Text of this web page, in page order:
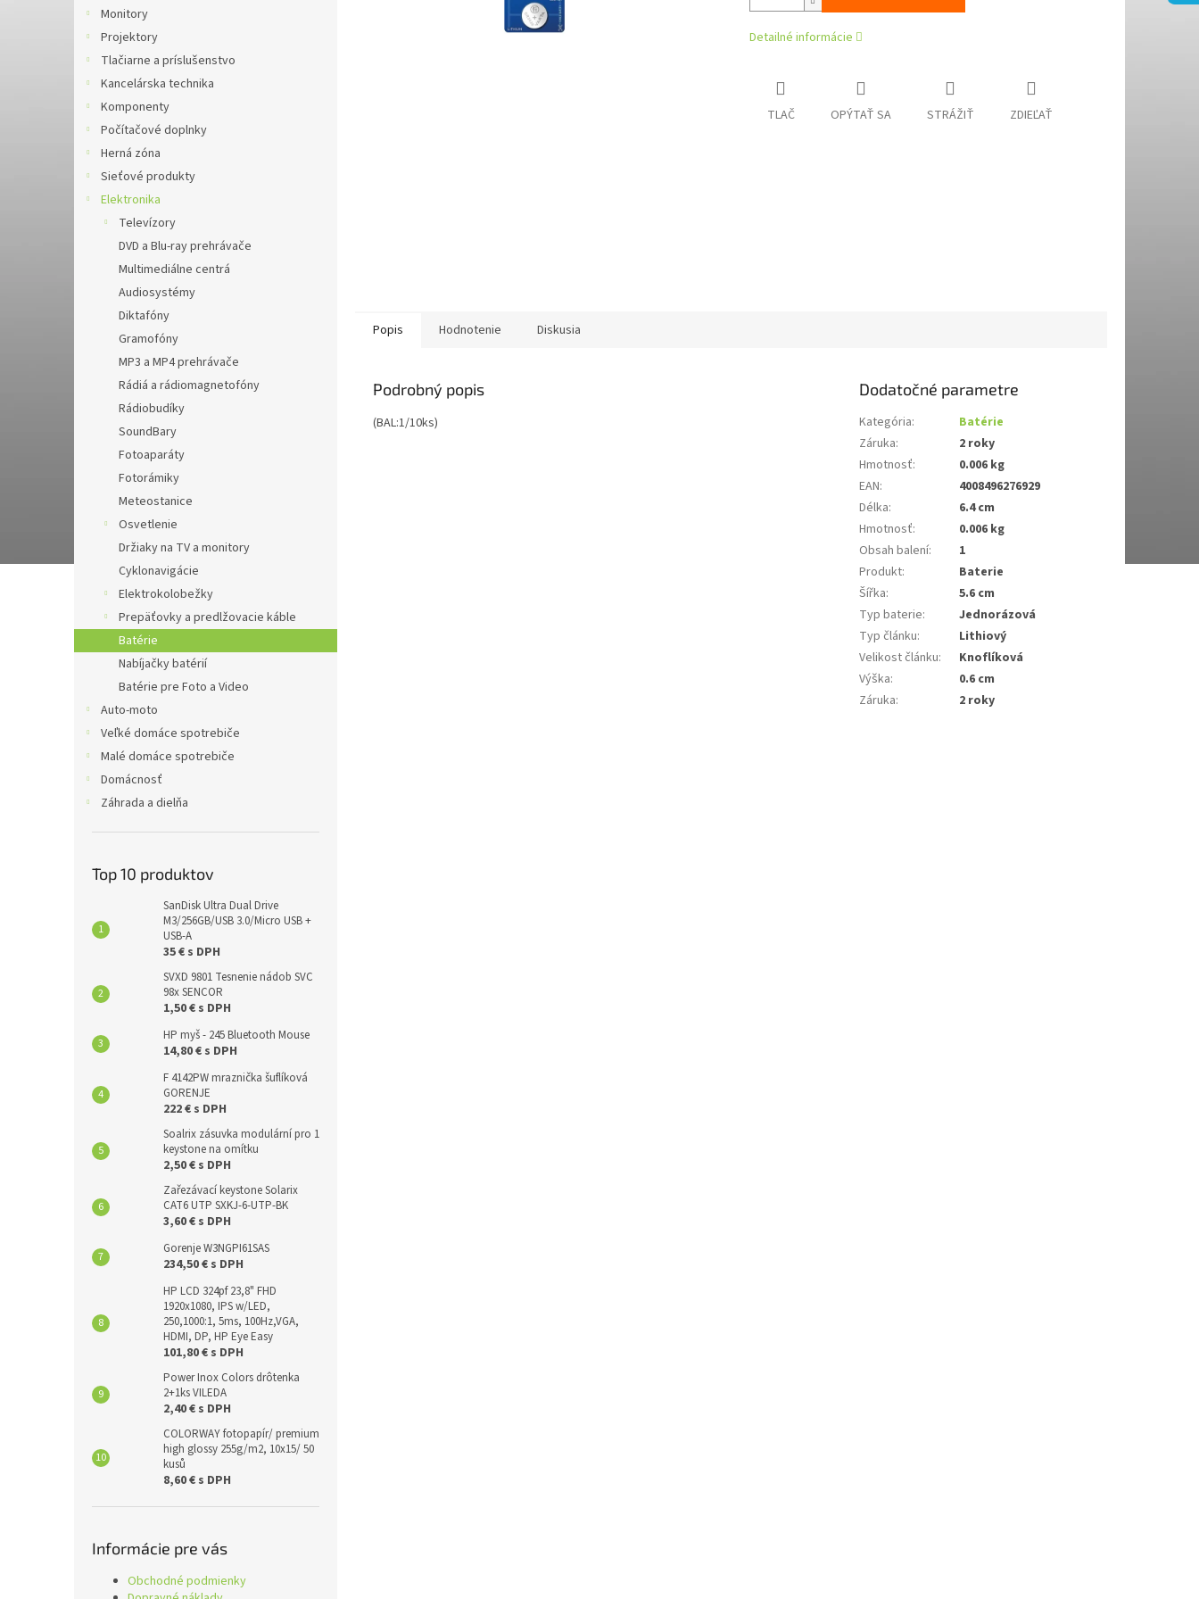
Monitory
Projektory
Tlačiarne a príslušenstvo
Kancelárska technika
Komponenty
Počítačové doplnky
Herná zóna
Sieťové produkty
Elektronika
Televízory
DVD a Blu-ray prehrávače
Multimediálne centrá
Audiosystémy
Diktafóny
Gramofóny
MP3 a MP4 prehrávače
Rádiá a rádiomagnetofóny
Rádiobudíky
SoundBary
Fotoaparáty
Fotorámiky
Meteostanice
Osvetlenie
Držiaky na TV a monitory
Cyklonavigácie
Elektrokolobežky
Prepäťovky a predlžovacie káble
Batérie
Nabíjačky batérií
Batérie pre Foto a Video
Auto-moto
Veľké domáce spotrebiče
Malé domáce spotrebiče
Domácnosť
Záhrada a dielňa
Top 10 produktov
SanDisk Ultra Dual Drive
M3/256GB/USB 3.0/Micro USB +
USB-A
35 € s DPH
SVXD 9801 Tesnenie nádob SVC
98x SENCOR
1,50 € s DPH
HP myš - 245 Bluetooth Mouse
14,80 € s DPH
F 4142PW mraznička šuflíková
GORENJE
222 € s DPH
Soalrix zásuvka modulární pro 1
keystone na omítku
2,50 € s DPH
Zařezávací keystone Solarix
CAT6 UTP SXKJ-6-UTP-BK
3,60 € s DPH
Gorenje W3NGPI61SAS
234,50 € s DPH
HP LCD 324pf 23,8" FHD
1920x1080, IPS w/LED,
250,1000:1, 5ms, 100Hz,VGA,
HDMI, DP, HP Eye Easy
101,80 € s DPH
Power Inox Colors drôtenka
2+1ks VILEDA
2,40 € s DPH
COLORWAY fotopapír/ premium
high glossy 255g/m2, 10x15/ 50
kusů
8,60 € s DPH
Informácie pre vás
Obchodné podmienky
Detailné informácie
TLAČ OPÝTAŤ SA STRÁŽIŤ ZDIEĽAŤ
Popis Hodnotenie Diskusia
Podrobný popis
(BAL:1/10ks)
Dodatočné parametre
Kategória:
Batérie
Záruka:
2 roky
Hmotnosť:
0.006 kg
EAN:
4008496276929
Délka:
6.4 cm
Hmotnosť:
0.006 kg
Obsah balení:
1
Produkt:
Baterie
Šířka:
5.6 cm
Typ baterie:
Jednorázová
Typ článku:
Lithiový
Velikost článku:
Knoflíková
Výška:
0.6 cm
Záruka: 2 roky